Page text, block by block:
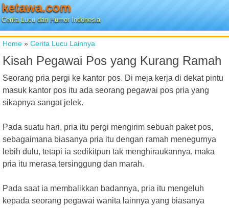
ketawa.com
Cerita Lucu dan Humor Indonesia
Home » Cerita Lucu Lainnya
Kisah Pegawai Pos yang Kurang Ramah
Seorang pria pergi ke kantor pos. Di meja kerja di dekat pintu
masuk kantor pos itu ada seorang pegawai pos pria yang
sikapnya sangat jelek.
Pada suatu hari, pria itu pergi mengirim sebuah paket pos,
sebagaimana biasanya pria itu dengan ramah menegurnya
lebih dulu, tetapi ia sedikitpun tak menghiraukannya, maka
pria itu merasa tersinggung dan marah.
Pada saat ia membalikkan badannya, pria itu mengeluh
kepada seorang pegawai wanita lainnya yang biasanya